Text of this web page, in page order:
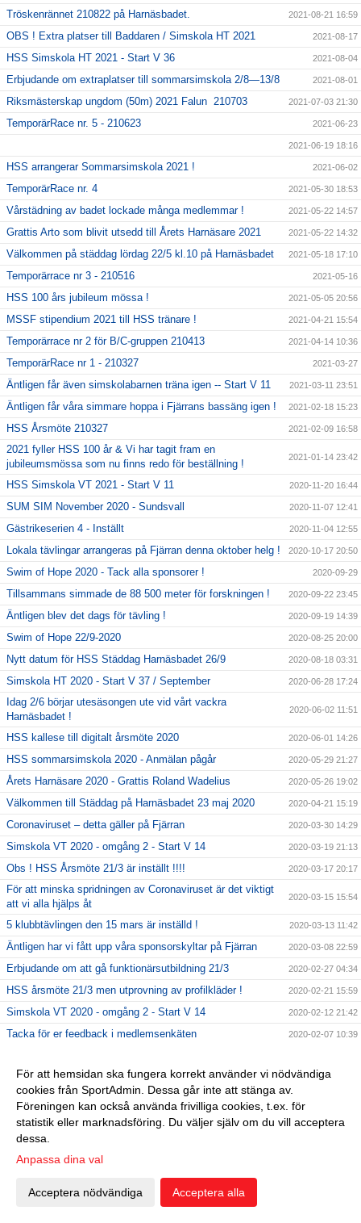
Tröskenrännet 210822 på Harnäsbadet. 2021-08-21 16:59
OBS ! Extra platser till Baddaren / Simskola HT 2021 2021-08-17
HSS Simskola HT 2021 - Start V 36 2021-08-04
Erbjudande om extraplatser till sommarsimskola 2/8—13/8 2021-08-01
Riksmästerskap ungdom (50m) 2021 Falun 210703 2021-07-03 21:30
TemporärRace nr. 5 - 210623 2021-06-23
2021-06-19 18:16
HSS arrangerar Sommarsimskola 2021 ! 2021-06-02
TemporärRace nr. 4 2021-05-30 18:53
Vårstädning av badet lockade många medlemmar ! 2021-05-22 14:57
Grattis Arto som blivit utsedd till Årets Harnäsare 2021 2021-05-22 14:32
Välkommen på städdag lördag 22/5 kl.10 på Harnäsbadet 2021-05-18 17:10
Temporärrace nr 3 - 210516 2021-05-16
HSS 100 års jubileum mössa ! 2021-05-05 20:56
MSSF stipendium 2021 till HSS tränare ! 2021-04-21 15:54
Temporärrace nr 2 för B/C-gruppen 210413 2021-04-14 10:36
TemporärRace nr 1 - 210327 2021-03-27
Äntligen får även simskolabarnen träna igen -- Start V 11 2021-03-11 23:51
Äntligen får våra simmare hoppa i Fjärrans bassäng igen ! 2021-02-18 15:23
HSS Årsmöte 210327 2021-02-09 16:58
2021 fyller HSS 100 år & Vi har tagit fram en
jubileumsmössa som nu finns redo för beställning !
2021-01-14 23:42
HSS Simskola VT 2021 - Start V 11 2020-11-20 16:44
SUM SIM November 2020 - Sundsvall 2020-11-07 12:41
Gästrikeserien 4 - Inställt 2020-11-04 12:55
Lokala tävlingar arrangeras på Fjärran denna oktober helg ! 2020-10-17 20:50
Swim of Hope 2020 - Tack alla sponsorer ! 2020-09-29
Tillsammans simmade de 88 500 meter för forskningen ! 2020-09-22 23:45
Äntligen blev det dags för tävling ! 2020-09-19 14:39
Swim of Hope 22/9-2020 2020-08-25 20:00
Nytt datum för HSS Städdag Harnäsbadet 26/9 2020-08-18 03:31
Simskola HT 2020 - Start V 37 / September 2020-06-28 17:24
Idag 2/6 börjar utesäsongen ute vid vårt vackra
Harnäsbadet !
2020-06-02 11:51
HSS kallese till digitalt årsmöte 2020 2020-06-01 14:26
HSS sommarsimskola 2020 - Anmälan pågår 2020-05-29 21:27
Årets Harnäsare 2020 - Grattis Roland Wadelius 2020-05-26 19:02
Välkommen till Städdag på Harnäsbadet 23 maj 2020 2020-04-21 15:19
Coronaviruset – detta gäller på Fjärran 2020-03-30 14:29
Simskola VT 2020 - omgång 2 - Start V 14 2020-03-19 21:13
Obs ! HSS Årsmöte 21/3 är inställt !!!! 2020-03-17 20:17
För att minska spridningen av Coronaviruset är det viktigt
att vi alla hjälps åt
2020-03-15 15:54
5 klubbtävlingen den 15 mars är inställd ! 2020-03-13 11:42
Äntligen har vi fått upp våra sponsorskyltar på Fjärran 2020-03-08 22:59
Erbjudande om att gå funktionärsutbildning 21/3 2020-02-27 04:34
HSS årsmöte 21/3 men utprovning av profilkläder ! 2020-02-21 15:59
Simskola VT 2020 - omgång 2 - Start V 14 2020-02-12 21:42
Tacka för er feedback i medlemsenkäten 2020-02-07 10:39
UGP 2 i Borlänge 2020 2020-01-25 10:37
HSS Årsmöte 21 mars 2020
Erbjudande om Funktionärsutbildning 25/1 2020-01-12 17:03
Palles minne 2020
Simskola VT 2020 - Anmälan pågår !
HSS seger i Femklubb 2019 &#127942;
För att hemsidan ska fungera korrekt använder vi nödvändiga
cookies från SportAdmin. Dessa går inte att stänga av.
Föreningen kan också använda frivilliga cookies, t.ex. för
statistik eller marknadsföring. Du väljer själv om du vill acceptera
dessa.
Anpassa dina val
Acceptera nödvändiga Acceptera alla